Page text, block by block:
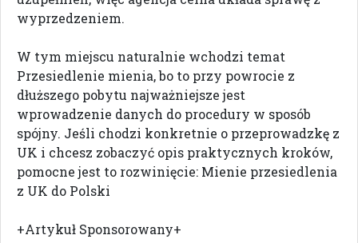
wyprzedzeniem.
W tym miejscu naturalnie wchodzi temat
Przesiedlenie mienia, bo to przy powrocie z
dłuższego pobytu najważniejsze jest
wprowadzenie danych do procedury w sposób
spójny. Jeśli chodzi konkretnie o przeprowadzkę z
UK i chcesz zobaczyć opis praktycznych kroków,
pomocne jest to rozwinięcie: Mienie przesiedlenia
z UK do Polski
+Artykuł Sponsorowany+